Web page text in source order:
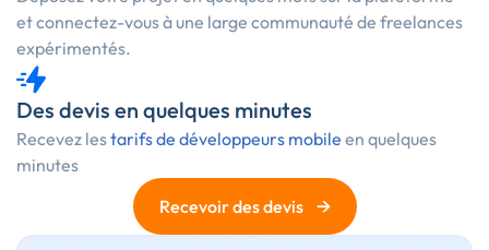
et connectez-vous à une large communauté de freelances
expérimentés.
Des devis en quelques minutes
Recevez lestarifs de développeurs mobile en quelques
minutes
Recevoir des devis
→